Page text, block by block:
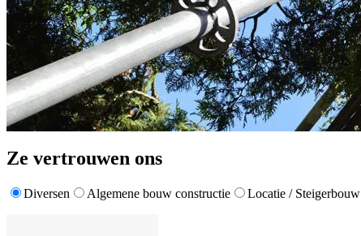
Ze vertrouwen ons
Diversen Algemene bouw constructie Locatie / Steigerbouw